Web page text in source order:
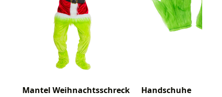
Mantel Weihnachtsschreck
Handschuhe